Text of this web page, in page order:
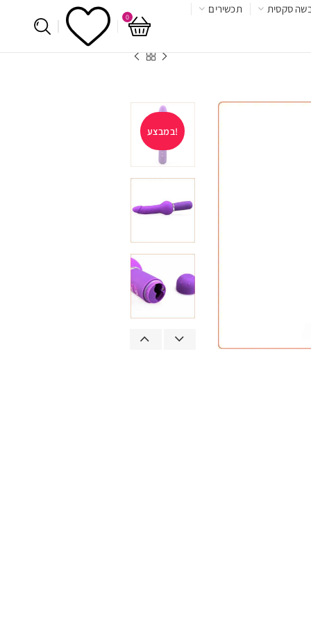
סקסית תכשירים
0
במבצע!